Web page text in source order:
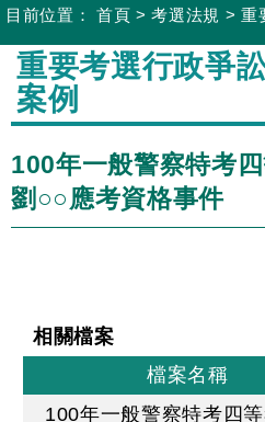
目前位置： 首頁 >考選法規 >重
:::
重要考選行政爭
案例
100年一般警察特考
劉○○應考資格事件
相關檔案
檔案名稱
100年一般警察特考四